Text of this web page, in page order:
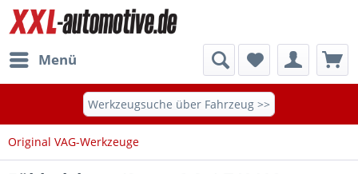
Menü
Werkzeugsuche über Fahrzeug >>
Original VAG-Werkzeuge